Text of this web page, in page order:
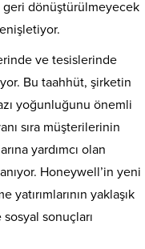
dönüştürülmeyecek
ve tesislerinde
Bu taahhüt, şirketin
yoğunluğunu önemli
sıra müşterilerinin
yardımcı olan
Honeywell’in yeni
yaklaşık
sonuçları